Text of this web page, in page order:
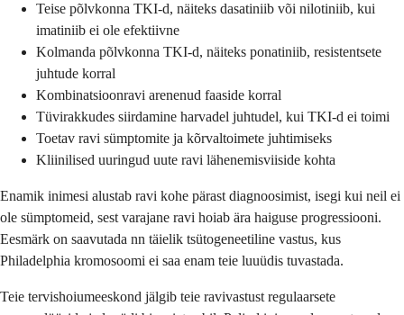
Teise põlvkonna TKI-d, näiteks dasatiniib või nilotiniib, kui
imatiniib ei ole efektiivne
Kolmanda põlvkonna TKI-d, näiteks ponatiniib, resistentsete
juhtude korral
Kombinatsioonravi arenenud faaside korral
Tüvirakkudes siirdamine harvadel juhtudel, kui TKI-d ei toimi
Toetav ravi sümptomite ja kõrvaltoimete juhtimiseks
Kliinilised uuringud uute ravi lähenemisviiside kohta
Enamik inimesi alustab ravi kohe pärast diagnoosimist, isegi kui neil ei
ole sümptomeid, sest varajane ravi hoiab ära haiguse progressiooni.
Eesmärk on saavutada nn täielik tsütogeneetiline vastus, kus
Philadelphia kromosoomi ei saa enam teie luuüdis tuvastada.
Teie tervishoiumeeskond jälgib teie ravivastust regulaarsete